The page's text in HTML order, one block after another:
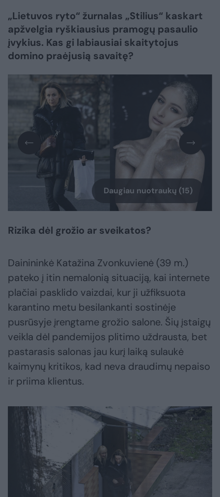
„Lietuvos ryto“ žurnalas „Stilius“ kaskart
apžvelgia ryškiausius pramogų pasaulio
įvykius. Kas gi labiausiai skaitytojus
domino praėjusią savaitę?
Daugiau nuotraukų (15)
Rizika dėl grožio ar sveikatos?
Dainininkė Katažina Zvonkuvienė (39 m.)
pateko į itin nemalonią situaciją, kai internete
plačiai pasklido vaizdai, kur ji užfiksuota
karantino metu besilankanti sostinėje
pusrūsyje įrengtame grožio salone. Šių įstaigų
veikla dėl pandemijos plitimo uždrausta, bet
pastarasis salonas jau kurį laiką sulaukė
kaimynų kritikos, kad neva draudimų nepaiso
ir priima klientus.